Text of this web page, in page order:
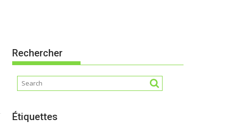
Rechercher
Étiquettes